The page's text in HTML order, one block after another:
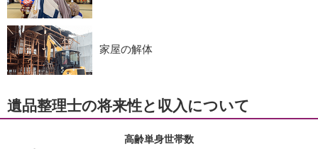
家屋の解体
遺品整理士の将来性と収入について
高齢単身世帯数